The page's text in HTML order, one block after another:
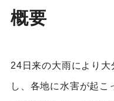
概要
24日来の大雨により
し、各地に水害が起こ